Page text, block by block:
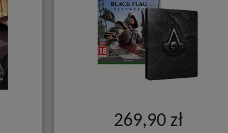
269,90 zł